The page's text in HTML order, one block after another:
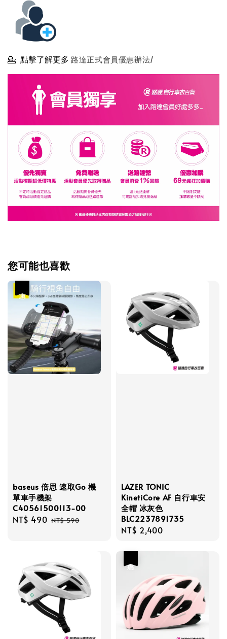
💁 點擊了解更多 路達正式會員優惠辦法/
您可能也喜歡
baseus 倍思 速取Go 機
單車手機架
C40561500113-00
Sale
NT$ 490 Regular
NT$ 590
LAZER TONIC
KinetiCore AF 自行車安
全帽 冰灰色
BLC2237891735
Regular
NT$ 2,400